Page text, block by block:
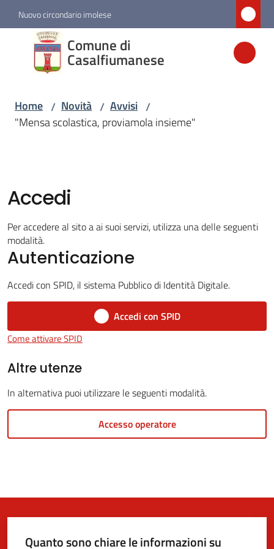
Vai al contenuto
Vai alla navigazione
Vai al footer
Nuovo circondario imolese
Comune di
Casalfiumanese
Comune di
Casalfiumanese
Amministrazione
Servizi
Vivere
Casalfiumanese
5x1000
Servizi
line
Tutti
Home / Novità / Avvisi /
"Mensa scolastica, proviamola insieme"
Accedi
Per accedere al sito a ai suoi servizi, utilizza una delle seguenti
modalità.
Autenticazione
Accedi con SPID, il sistema Pubblico di Identità Digitale.
Accedi con SPID
Come attivare SPID
Altre utenze
In alternativa puoi utilizzare le seguenti modalità.
Accesso operatore
Quanto sono chiare le informazioni su